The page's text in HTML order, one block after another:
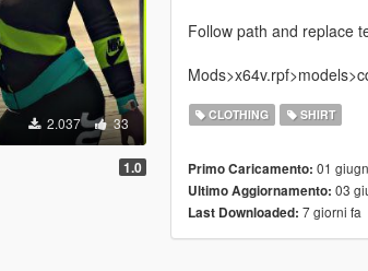
2.037 33
1.0
Follow path and replace
CLOTHING SHIRT
Primo Caricamento: 01
Ultimo Aggiornamento: 03
Last Downloaded: 7 giorni fa